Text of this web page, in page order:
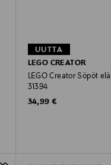
UUTTA
LEGO CREATOR
LEGO Creator Söpöt
31394
Original Price
34,99 €